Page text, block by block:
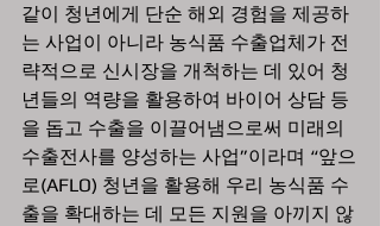
같이 청년에게 단순 해외 경험을 제공하
는 사업이 아니라 농식품 수출업체가 전
략적으로 신시장을 개척하는 데 있어 청
년들의 역량을 활용하여 바이어 상담 등
을 돕고 수출을 이끌어냄으로써 미래의
수출전사를 양성하는 사업”이라며 “앞으
로(AFLO) 청년을 활용해 우리 농식품 수
출을 확대하는 데 모든 지원을 아끼지 않